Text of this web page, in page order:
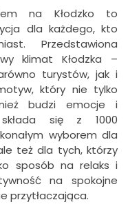
na Kłodzko to
dla każdego, kto
Przedstawiona
klimat Kłodzka –
turystów, jak i
który nie tylko
budzi emocje i
składa się z 1000
wyborem dla
też dla tych, którzy
sposób na relaks i
na spokojne
przytłaczająca.